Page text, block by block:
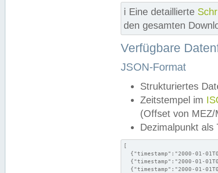
ℹ️ Eine detaillierte
den gesamten
Verfügbare
JSON-Format
Strukturiertes
Zeitstempel im
(Offset von MEZ/
Dezimalpunkt als
[
{"timestamp":"2000-01-
{"timestamp":"2000-01-
{"timestamp":"2000-01-